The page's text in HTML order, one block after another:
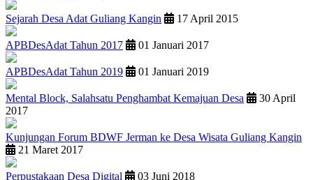
Sejarah Desa Adat Guliang Kangin 17 April 2015
APBDesAdat Tahun 2017 01 Januari 2017
APBDesAdat Tahun 2019 01 Januari 2019
Mental Block, Salahsatu Penghambat Kemajuan Desa
30 April
2017
Kunjungan Forum BDWF Jerman ke Desa Wisata Guliang Kangin
21 Maret 2017
Perpustakaan Desa Digital 03 Juni 2018